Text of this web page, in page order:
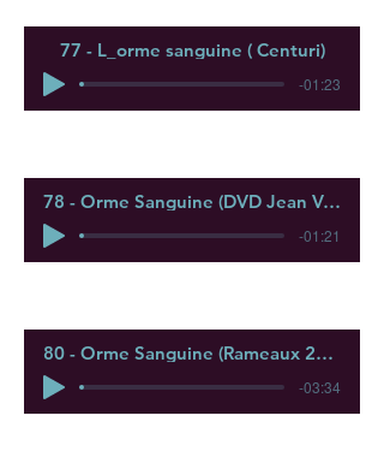
77 - L_orme sanguine ( Centuri)
-01:23
78 - Orme Sanguine (DVD Jean Valery voix) -2 transposition
-01:21
80 - Orme Sanguine (Rameaux 2024 Porettu)
-03:34